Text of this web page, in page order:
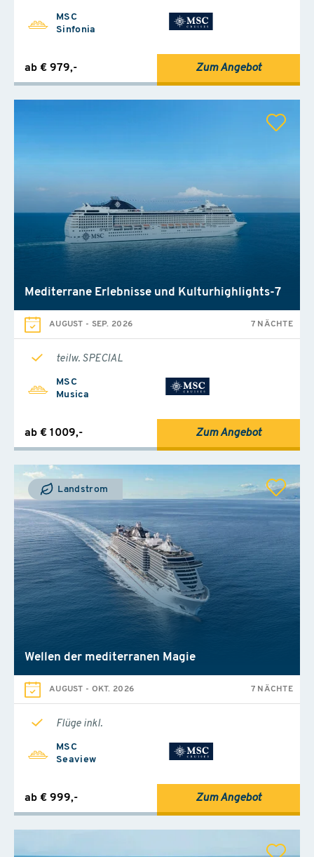
MSC
Sinfonia
ab € 979,- Zum Angebot
Mediterrane Erlebnisse und Kulturhighlights-7
AUGUST - SEP. 2026 7 NÄCHTE
teilw. SPECIAL
MSC
Musica
ab € 1009,- Zum Angebot
Landstrom
Wellen der mediterranen Magie
AUGUST - OKT. 2026 7 NÄCHTE
Flüge inkl.
MSC
Seaview
ab € 999,- Zum Angebot